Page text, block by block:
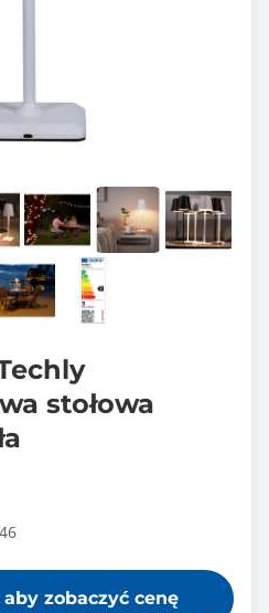
stołowa
zobaczyć cenę